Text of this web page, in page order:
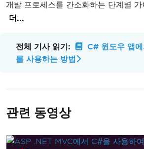
개발 프로세스를 간소화하는 단계별
더...
전체 기사 읽기:
C# 윈도우 앱
를 사용하는 방법
관련 동영상